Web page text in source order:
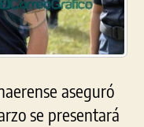
aseguró
se presentará